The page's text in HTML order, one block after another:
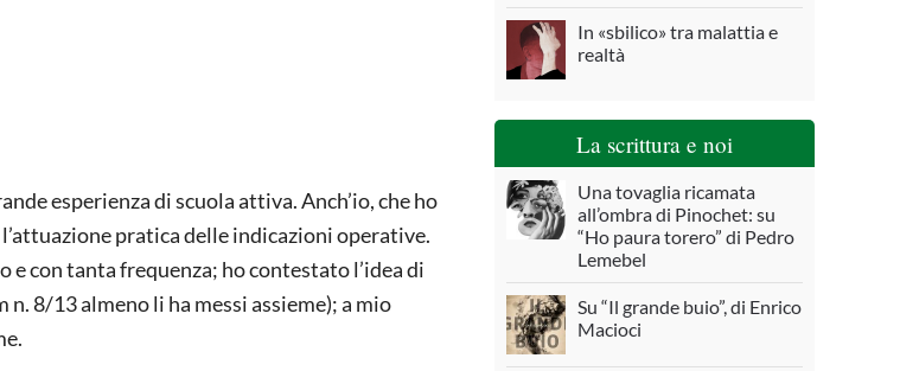
esperienza di scuola attiva. Anch’io, che ho
pratica delle indicazioni operative.
e con tanta frequenza; ho contestato l’idea di
8/13 almeno li ha messi assieme); a mio
In «sbilico» tra malattia e
realtà
La scrittura e noi
Una tovaglia ricamata
all’ombra di Pinochet: su
“Ho paura torero” di Pedro
Lemebel
Su “Il grande buio”, di Enrico
Macioci